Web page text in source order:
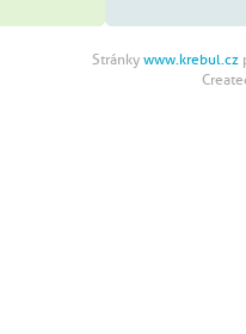
Stránky www.krebul.cz